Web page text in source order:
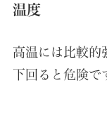
温度
高温には比較
下回ると危険で